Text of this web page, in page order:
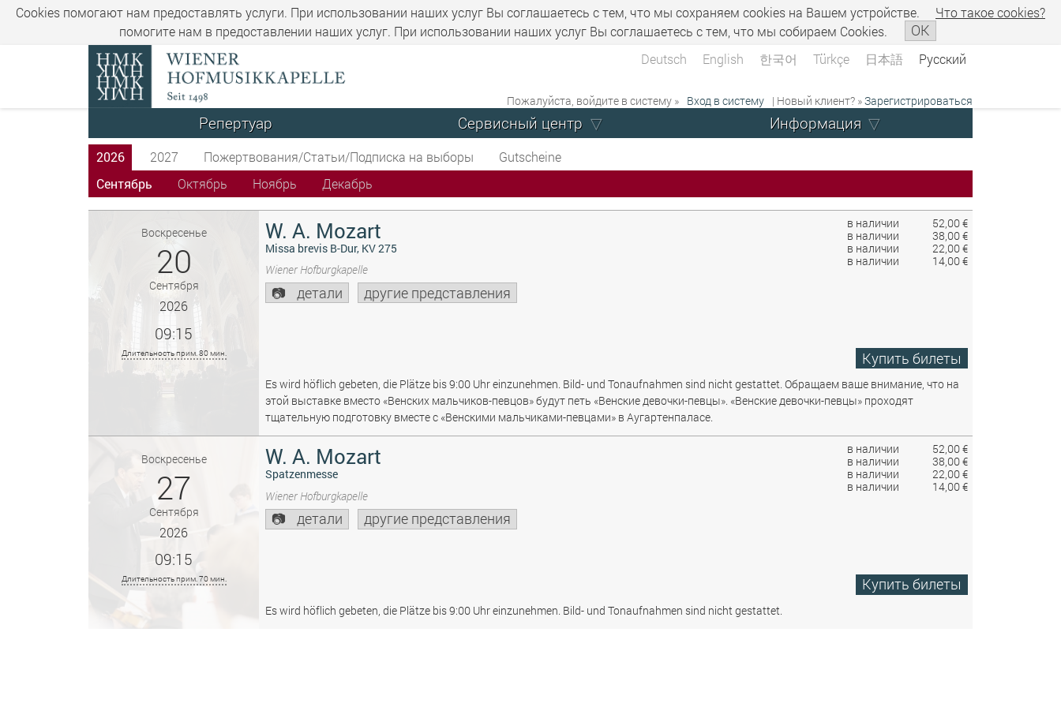
Cookies помогают нам предоставлять услуги. При использовании наших услуг Вы соглашаетесь с тем, что мы сохраняем сookies на Вашем устройстве.
Что такое сookies?
помогите нам в предоставлении наших услуг. При использовании наших услуг Вы соглашаетесь с тем, что мы собираем Cookies.
OK
Deutsch English 한국어 Türkçe 日本語 Русский
Пожалуйста, войдите в систему » Вход в систему | Новый клиент? »Зарегистрироваться
Репертуар Сервисный центр Информация
2026 2027 Пожертвования/Статьи/Подписка на выборы
Gutscheine
Сентябрь
Октябрь Ноябрь Декабрь
в наличии
52,00 €
в наличии
38,00 €
в наличии
22,00 €
в наличии
14,00 €
Воскресенье
20
Сентября
2026
09:15
Длительность прим. 80 мин.
W. A. Mozart
Missa brevis B-Dur, KV 275
Wiener Hofburgkapelle
детали другие представления
Купить билеты
Es wird höflich gebeten, die Plätze bis 9:00 Uhr einzunehmen. Bild- und Tonaufnahmen sind nicht gestattet. Обращаем ваше внимание, что на
этой выставке вместо «Венских мальчиков-певцов» будут петь «Венские девочки-певцы». «Венские девочки-певцы» проходят
тщательную подготовку вместе с «Венскими мальчиками-певцами» в Аугартенпаласе.
в наличии
52,00 €
в наличии
38,00 €
в наличии
22,00 €
в наличии
14,00 €
Воскресенье
27
Сентября
2026
09:15
Длительность прим. 70 мин.
W. A. Mozart
Spatzenmesse
Wiener Hofburgkapelle
детали другие представления
Купить билеты
Es wird höflich gebeten, die Plätze bis 9:00 Uhr einzunehmen. Bild- und Tonaufnahmen sind nicht gestattet.